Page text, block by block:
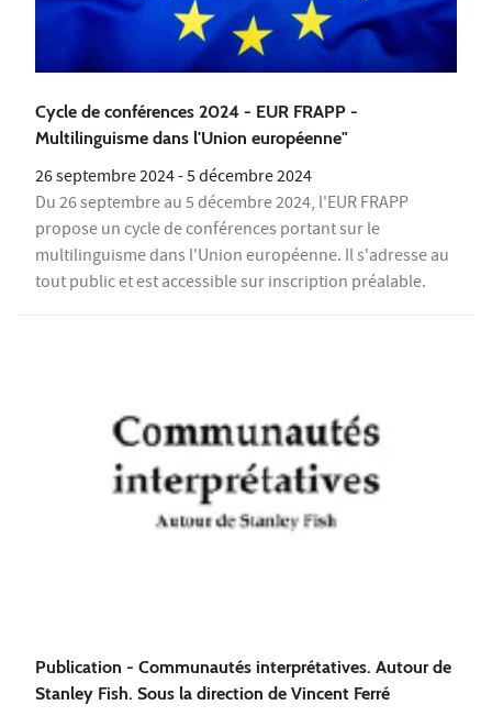
Cycle de conférences 2024 - EUR FRAPP -
Multilinguisme dans l'Union européenne"
26 septembre 2024-5 décembre 2024
Du 26 septembre au 5 décembre 2024, l'EUR FRAPP
propose un cycle de conférences portant sur le
multilinguisme dans l'Union européenne. Il s'adresse au
tout public et est accessible sur inscription préalable.
Publication - Communautés interprétatives. Autour de
Stanley Fish. Sous la direction de Vincent Ferré